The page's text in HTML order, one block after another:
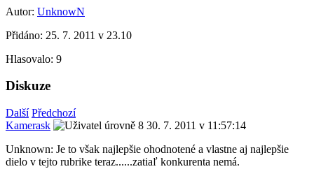
Autor: UnknowN
Přidáno: 25. 7. 2011 v 23.10
Hlasovalo: 9
Diskuze
Další Předchozí
Kamerask
30. 7. 2011 v 11:57:14
Unknown: Je to však najlepšie ohodnotené a vlastne aj najlepšie
dielo v tejto rubrike teraz......zatiaľ konkurenta nemá.